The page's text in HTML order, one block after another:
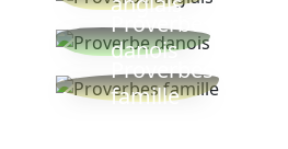
Proverbe
danois
Proverbes
famille